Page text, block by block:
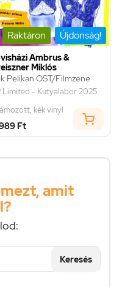
Raktáron Újdonság!
Ambrus &
Miklós
Pelikan OST/Filmzene
Limited - Kutyalabor 2025
kék vinyl
989 Ft
amit
Keresés